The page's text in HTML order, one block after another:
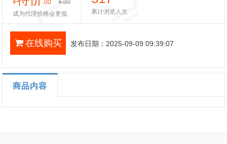
¥ .00 ¥.00
成为代理价格会更低
累计浏览人次
在线购买 发布日期：2025-09-09 09:39:07
商品内容